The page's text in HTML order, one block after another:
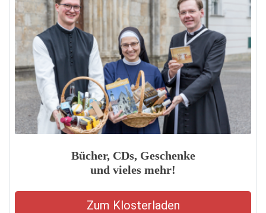
Bücher, CDs, Geschenke
und vieles mehr!
Zum Klosterladen